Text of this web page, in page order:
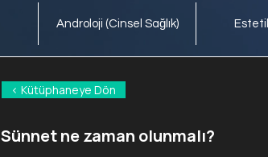
Androloji (Cinsel Sağlık)
< Kütüphaneye Dön
Sünnet ne zaman olunmalı?